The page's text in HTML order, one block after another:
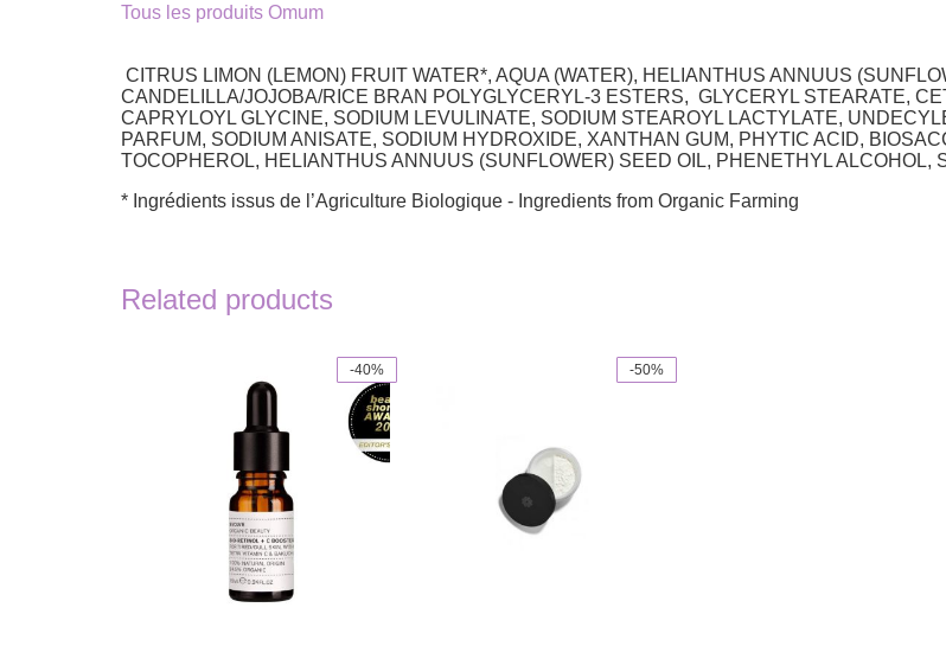
Tous les produits Omum
CITRUS LIMON (LEMON) FRUIT WATER*, AQUA (WATER), HELIANTHUS ANNUUS
CANDELILLA/JOJOBA/RICE BRAN POLYGLYCERYL-3 ESTERS, GLYCERYL STEARATE,
CAPRYLOYL GLYCINE, SODIUM LEVULINATE, SODIUM STEAROYL LACTYLATE,
PARFUM, SODIUM ANISATE, SODIUM HYDROXIDE, XANTHAN GUM, PHYTIC ACID,
TOCOPHEROL, HELIANTHUS ANNUUS (SUNFLOWER) SEED OIL, PHENETHYL ALCOHOL,
* Ingrédients issus de l’Agriculture Biologique - Ingredients from Organic Farming
Related products
-40% -50%